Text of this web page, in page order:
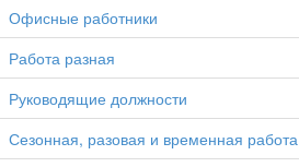
Офисные работники
Работа разная
Руководящие должности
Сезонная, разовая и временная работа